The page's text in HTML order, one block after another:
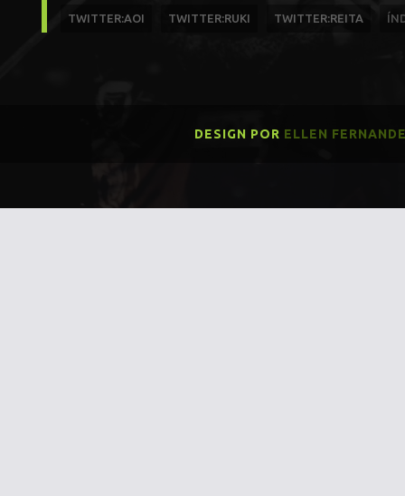
TWITTER:AOI TWITTER:RUKI TWITTER:REITA
DESIGN POR ELLEN